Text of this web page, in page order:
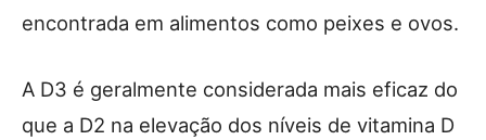
encontrada em alimentos como peixes e ovos.
A D3 é geralmente considerada mais eficaz do
que a D2 na elevação dos níveis de vitamina D